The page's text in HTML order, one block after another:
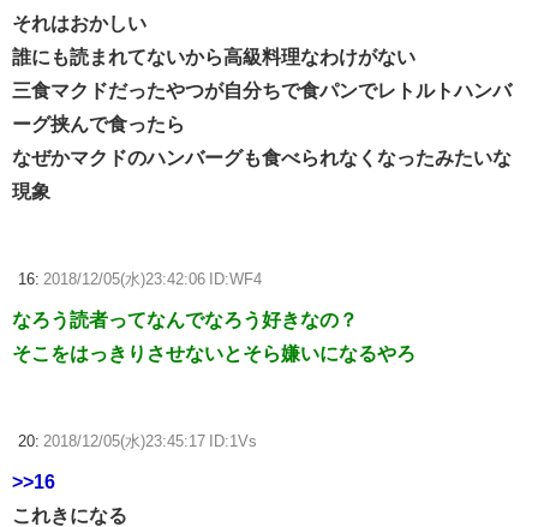
それはおかしい
誰にも読まれてないから高級料理なわけがない
三食マクドだったやつが自分ちで食パンでレトルトハンバ
ーグ挟んで食ったら
なぜかマクドのハンバーグも食べられなくなったみたいな
現象
16: 2018/12/05(水)23:42:06 ID:WF4
なろう読者ってなんでなろう好きなの？
そこをはっきりさせないとそら嫌いになるやろ
20: 2018/12/05(水)23:45:17 ID:1Vs
>>16
これきになる